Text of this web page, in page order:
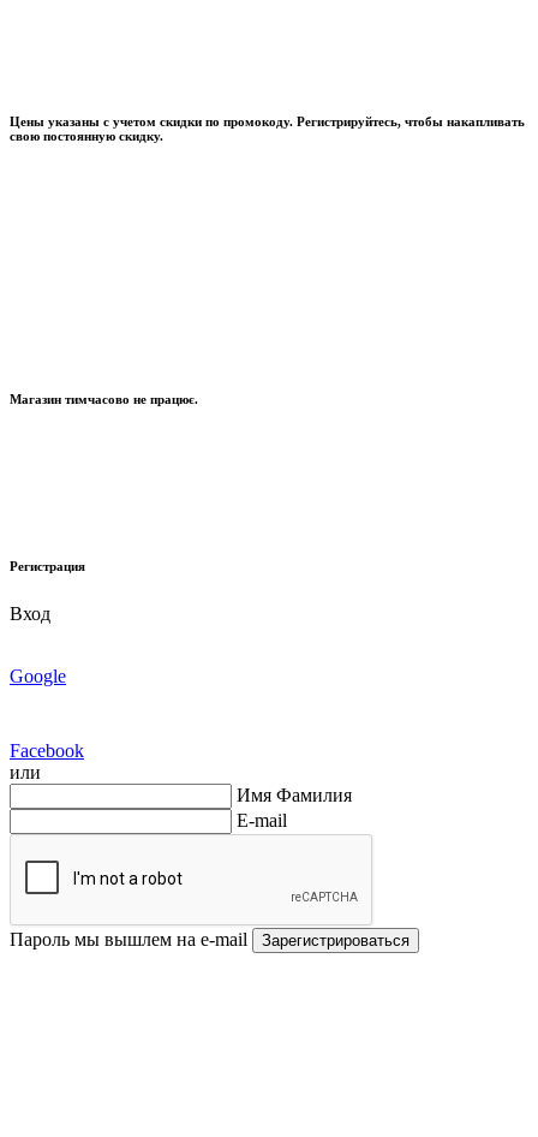
Цены указаны с учетом скидки по промокоду. Регистрируйтесь, чтобы накапливать
свою постоянную скидку.
Магазин тимчасово не працює.
Регистрация
Вход
Google
Facebook
или
Имя Фамилия
E-mail
Пароль мы вышлем на e-mail Зарегистрироваться